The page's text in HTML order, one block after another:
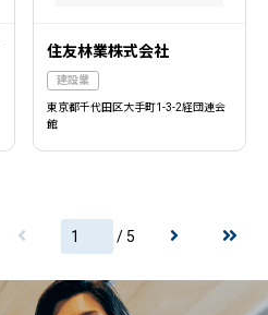
住友林業株式会社
建設業
東京都千代田区大手町1-3-2経団連会
館
/ 5